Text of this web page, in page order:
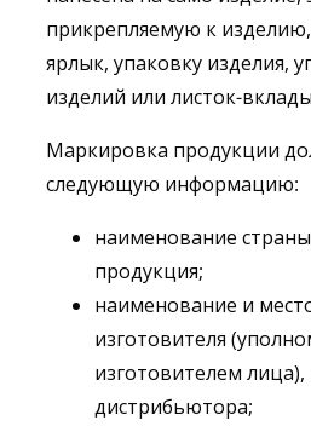
прикрепляемую к
ярлык, упаковку изделия,
изделий или листок-
Маркировка продукции
следующую информацию:
наименование
продукция;
наименование и
изготовителя
изготовителем
дистрибьютора;